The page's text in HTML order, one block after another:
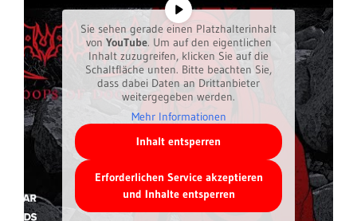
Sie sehen gerade einen Platzhalterinhalt
von YouTube. Um auf den eigentlichen
Inhalt zuzugreifen, klicken Sie auf die
Schaltfläche unten. Bitte beachten Sie,
dass dabei Daten an Drittanbieter
weitergegeben werden.
Mehr Informationen
Inhalt entsperren
Erforderlichen Service akzeptieren
und Inhalte entsperren